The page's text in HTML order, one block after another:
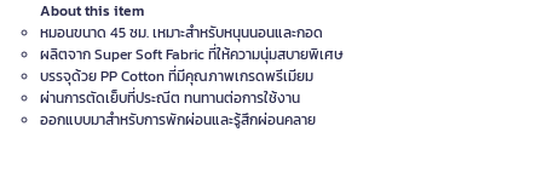
About this item
หมอนขนาด 45 ซม. เหมาะสำหรับหนุนนอนและกอด
ผลิตจาก Super Soft Fabric ที่ให้ความนุ่มสบายพิเศษ
บรรจุด้วย PP Cotton ที่มีคุณภาพเกรดพรีเมียม
ผ่านการตัดเย็บที่ประณีต ทนทานต่อการใช้งาน
ออกแบบมาสำหรับการพักผ่อนและรู้สึกผ่อนคลาย